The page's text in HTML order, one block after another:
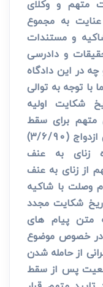
متهم و وکلای
به مجموع
و مستندات
و دادرسی
در این دادگاه
با توجه به توالی
شکایت اولیه
متهم برای سقط
جنین شاکیه (1/6/90) توافق برای ازدواج (3/6/90)
زنای به عنف
از زنای به عنف
وصلت با شاکیه
شکایت مجدد
ملاحظه متن پیام های
در خصوص موضوع
از حامله شدن
پس از سقط